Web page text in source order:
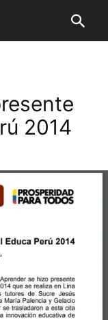
2014